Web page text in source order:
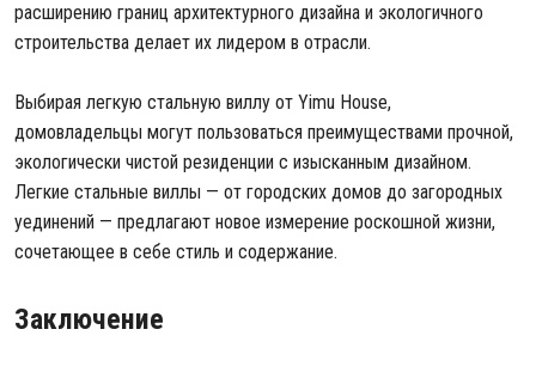
расширению границ архитектурного дизайна и экологичного
строительства делает их лидером в отрасли.
Выбирая легкую стальную виллу от Yimu House,
домовладельцы могут пользоваться преимуществами прочной,
экологически чистой резиденции с изысканным дизайном.
Легкие стальные виллы — от городских домов до загородных
уединений — предлагают новое измерение роскошной жизни,
сочетающее в себе стиль и содержание.
Заключение